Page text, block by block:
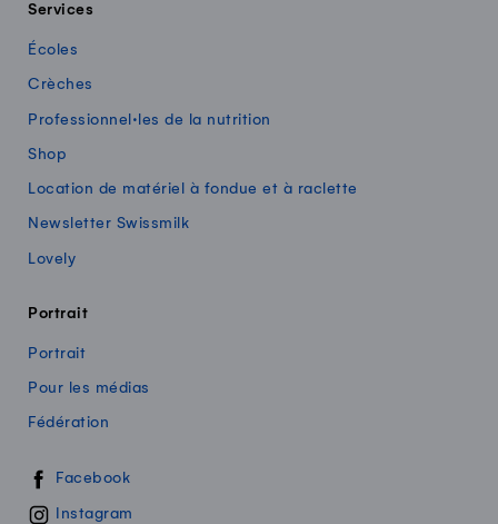
Services
Écoles
Crèches
Professionnel·les de la nutrition
Shop
Location de matériel à fondue et à raclette
Newsletter Swissmilk
Lovely
Portrait
Portrait
Pour les médias
Fédération
Swissmilk sur les réseaux sociaux
Facebook
Instagram